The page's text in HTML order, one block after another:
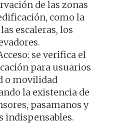
de las zonas
como la
escaleras, los
se verifica el
para usuarios
o movilidad
la existencia de
pasamanos y
indispensables.